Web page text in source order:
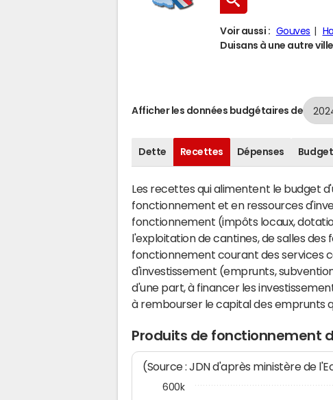
Voir aussi : Gouves
Duisans à une autre ville
Afficher les données budgétaires de
Dette Recettes Dépenses
Les recettes qui alimentent le budget
fonctionnement et en ressources
fonctionnement (impôts locaux,
l'exploitation de cantines, de salles
fonctionnement courant des services
d'investissement (emprunts,
d'une part, à financer les
à rembourser le capital des emprunts
Produits de fonctionnement
(Source : JDN d'après ministère de
600k